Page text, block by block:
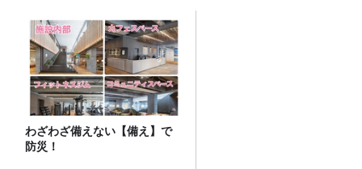
わざわざ備えない【備え】で
防災！